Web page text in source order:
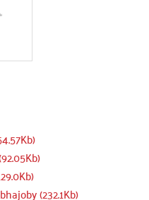
(232.1Kb)